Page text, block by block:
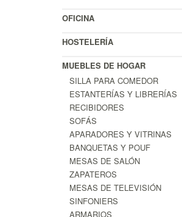
OFICINA
HOSTELERÍA
MUEBLES DE HOGAR
SILLA PARA COMEDOR
ESTANTERÍAS Y LIBRERÍAS
RECIBIDORES
SOFÁS
APARADORES Y VITRINAS
BANQUETAS Y POUF
MESAS DE SALÓN
ZAPATEROS
MESAS DE TELEVISIÓN
SINFONIERS
ARMARIOS